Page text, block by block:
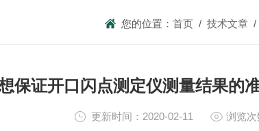
您的位置： 首页 / 技术文章 /
保证开口闪点测定仪测量结果的
更新时间：2020-02-11 浏览次